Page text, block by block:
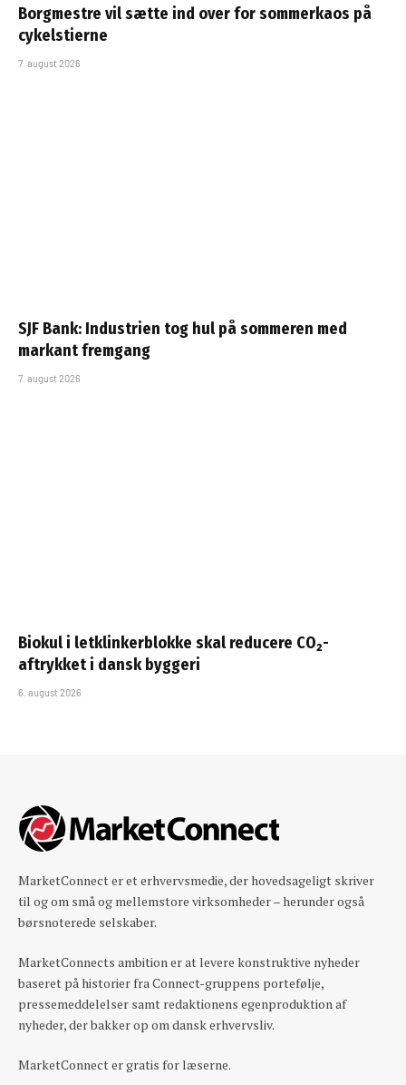
Borgmestre vil sætte ind over for sommerkaos på
cykelstierne
7. august 2026
SJF Bank: Industrien tog hul på sommeren med
markant fremgang
7. august 2026
Biokul i letklinkerblokke skal reducere CO₂-
aftrykket i dansk byggeri
6. august 2026
MarketConnect er et erhvervsmedie, der hovedsageligt skriver
til og om små og mellemstore virksomheder – herunder også
børsnoterede selskaber.
MarketConnects ambition er at levere konstruktive nyheder
baseret på historier fra Connect-gruppens portefølje,
pressemeddelelser samt redaktionens egenproduktion af
nyheder, der bakker op om dansk erhvervsliv.
MarketConnect er gratis for læserne.